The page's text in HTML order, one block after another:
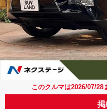
このクルマは2026/07/28
掲